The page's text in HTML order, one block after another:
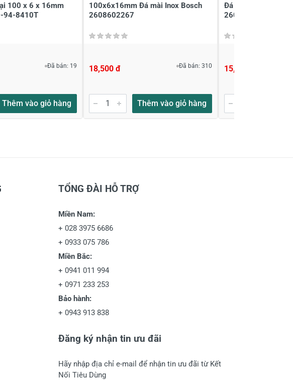
100 x 6 x 16mm
94-8410T
Đã bán: 19
Thêm vào giỏ hàng
100x6x16mm Đá mài Inox Bosch
2608602267
18,500 đ Đã bán: 310
Thêm vào giỏ hàng
Đá Mài Sắt Bosch
2608600017
15,500 đ
TỔNG ĐÀI HỖ TRỢ
Miền Nam:
+ 028 3975 6686
+ 0933 075 786
Miền Bắc:
+ 0941 011 994
+ 0971 233 253
Bảo hành:
+ 0943 913 838
Đăng ký nhận tin ưu đãi
Hãy nhập địa chỉ e-mail để nhận tin ưu đãi từ Kết
Nối Tiêu Dùng